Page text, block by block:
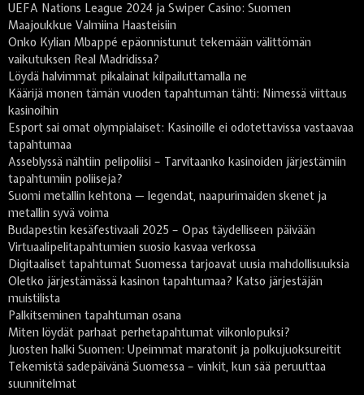
UEFA Nations League 2024 ja Swiper Casino: Suomen
Maajoukkue Valmiina Haasteisiin
Onko Kylian Mbappé epäonnistunut tekemään välittömän
vaikutuksen Real Madridissa?
Löydä halvimmat pikalainat kilpailuttamalla ne
Käärijä monen tämän vuoden tapahtuman tähti: Nimessä viittaus
kasinoihin
Esport sai omat olympialaiset: Kasinoille ei odotettavissa vastaavaa
tapahtumaa
Asseblyssä nähtiin pelipoliisi – Tarvitaanko kasinoiden järjestämiin
tapahtumiin poliiseja?
Suomi metallin kehtona — legendat, naapurimaiden skenet ja
metallin syvä voima
Budapestin kesäfestivaali 2025 – Opas täydelliseen päivään
Virtuaalipelitapahtumien suosio kasvaa verkossa
Digitaaliset tapahtumat Suomessa tarjoavat uusia mahdollisuuksia
Oletko järjestämässä kasinon tapahtumaa? Katso järjestäjän
muistilista
Palkitseminen tapahtuman osana
Miten löydät parhaat perhetapahtumat viikonlopuksi?
Juosten halki Suomen: Upeimmat maratonit ja polkujuoksureitit
Tekemistä sadepäivänä Suomessa – vinkit, kun sää peruuttaa
suunnitelmat